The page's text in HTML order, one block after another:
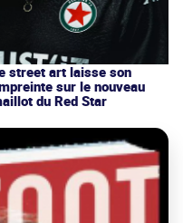
street art laisse son
sur le nouveau
du Red Star